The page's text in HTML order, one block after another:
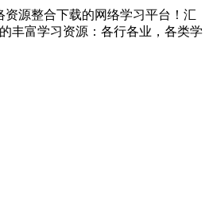
资源整合下载的网络学习平台！汇
丰富学习资源：各行各业，各类学